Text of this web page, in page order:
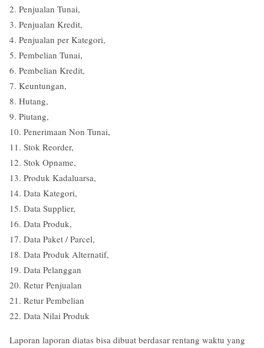
2. Penjualan Tunai,
3. Penjualan Kredit,
4. Penjualan per Kategori,
5. Pembelian Tunai,
6. Pembelian Kredit,
7. Keuntungan,
8. Hutang,
9. Piutang,
10. Penerimaan Non Tunai,
11. Stok Reorder,
12. Stok Opname,
13. Produk Kadaluarsa,
14. Data Kategori,
15. Data Supplier,
16. Data Produk,
17. Data Paket / Parcel,
18. Data Produk Alternatif,
19. Data Pelanggan
20. Retur Penjualan
21. Retur Pembelian
22. Data Nilai Produk
Laporan laporan diatas bisa dibuat berdasar rentang waktu yang